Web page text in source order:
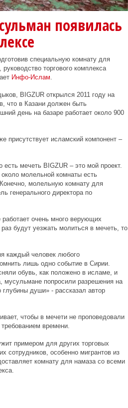
появилась
специальную комнату для
торгового комплекса
Инфо-Ислам.
BIGZUR открылся 2011 году на
что в Казани должен быть
день на базаре работает около 900
присутствует исламский компонент –
мечеть BIGZUR – это мой проект.
молельной комнаты есть
молельную комнату для
генерального директора по
очень много верующих
будут уезжать молиться в мечеть, то
каждый человек любого
лишь одно событие в Сирии.
обувь, как положено в исламе, и
мусульмане попросили разрешения на
души» - рассказал автор
чтобы в мечети не проповедовали
времени.
примером для других торговых
сотрудников, особенно мигрантов из
комнату для намаза со всеми